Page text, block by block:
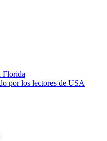
Florida
por los lectores de USA